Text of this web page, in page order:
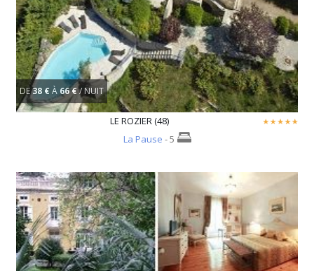
DE38 €À 66 €/ NUIT
LE ROZIER (48)
La Pause - 5